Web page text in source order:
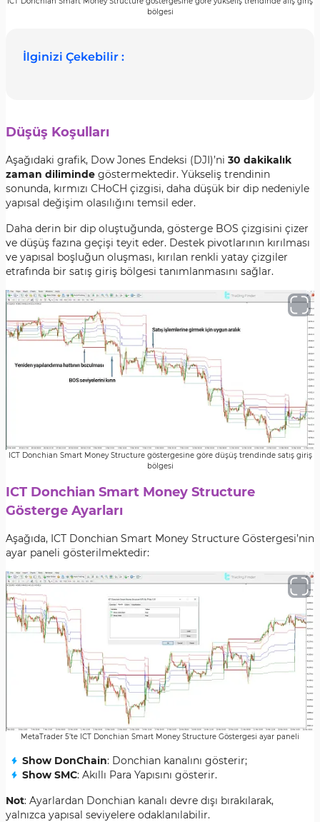
bölgesi
İlginizi Çekebilir :
Düşüş Koşulları
Aşağıdaki grafik, Dow Jones Endeksi (DJI)’ni 30 dakikalık
zaman diliminde göstermektedir. Yükseliş trendinin
sonunda, kırmızı CHoCH çizgisi, daha düşük bir dip nedeniyle
yapısal değişim olasılığını temsil eder.
Daha derin bir dip oluştuğunda, gösterge BOS çizgisini çizer
ve düşüş fazına geçişi teyit eder. Destek pivotlarının kırılması
ve yapısal boşluğun oluşması, kırılan renkli yatay çizgiler
etrafında bir satış giriş bölgesi tanımlanmasını sağlar.
ICT Donchian Smart Money Structure göstergesine göre düşüş trendinde satış giriş
bölgesi
ICT Donchian Smart Money Structure
Gösterge Ayarları
Aşağıda, ICT Donchian Smart Money Structure Göstergesi’nin
ayar paneli gösterilmektedir:
MetaTrader 5’te ICT Donchian Smart Money Structure Göstergesi ayar paneli
Show DonChain: Donchian kanalını gösterir;
Show SMC: Akıllı Para Yapısını gösterir.
Not: Ayarlardan Donchian kanalı devre dışı bırakılarak,
yalnızca yapısal seviyelere odaklanılabilir.